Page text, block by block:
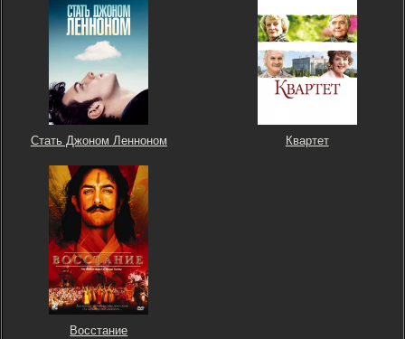
Стать Джоном Ленноном Квартет
Восстание